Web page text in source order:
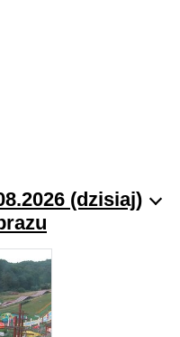
(dzisiaj)